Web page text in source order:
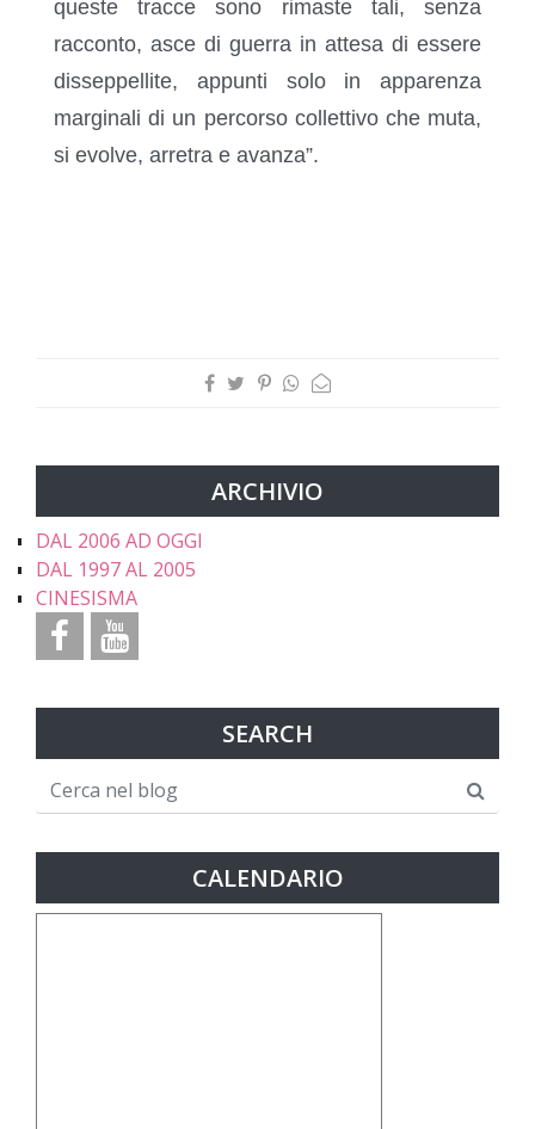
queste tracce sono rimaste tali, senza
racconto, asce di guerra in attesa di essere
disseppellite, appunti solo in apparenza
marginali di un percorso collettivo che muta,
si evolve, arretra e avanza”.
ARCHIVIO
DAL 2006 AD OGGI
DAL 1997 AL 2005
CINESISMA
SEARCH
CALENDARIO